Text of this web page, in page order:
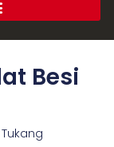
Besi